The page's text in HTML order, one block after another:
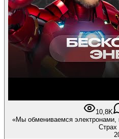
10,8K
«Мы обмениваемся электронами,
Страх